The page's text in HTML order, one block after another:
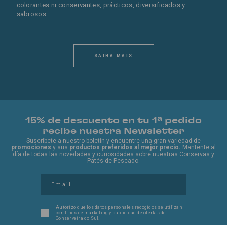
colorantes ni conservantes, prácticos, diversificados y
sabrosos
SAIBA MAIS
15% de descuento en tu 1ª pedido
recibe nuestra Newsletter
Suscríbete a nuestro boletín y encuentre una gran variedad de
promociones y sus productos preferidos al mejor precio. Mantente al
día de todas las novedades y curiosidades sobre nuestras Conservas y
Patés de Pescado.
Autorizo ​​que los datos personales recogidos se utilizan
con fines de marketing y publicidad de ofertas de
Conserveira do Sul.